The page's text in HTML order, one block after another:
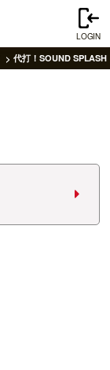
LOGIN
代打！SOUND SPLASH